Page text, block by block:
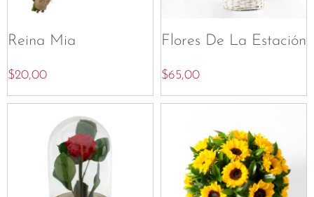
Reina Mia
$20,00
Flores De La Estación
$65,00